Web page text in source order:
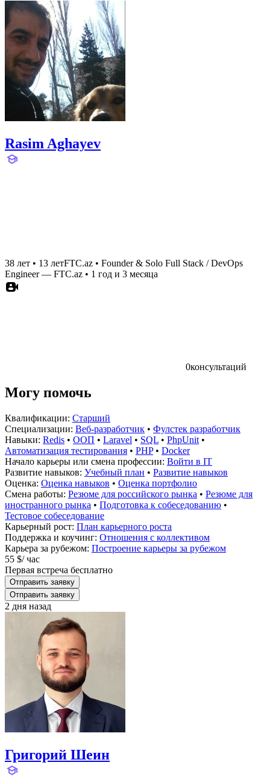
Rasim Aghayev
38 лет • 13 летFTC.az • Founder & Solo Full Stack / DevOps
Engineer — FTC.az • 1 год и 3 месяца
0консультаций
Могу помочь
Квалификации: Старший
Специализации: Веб-разработчик • Фулстек разработчик
Навыки: Redis • ООП • Laravel • SQL • PhpUnit •
Автоматизация тестирования • PHP• Docker
Начало карьеры или смена профессии: Войти в IT
Развитие навыков: Учебный план • Развитие навыков
Оценка: Оценка навыков • Оценка портфолио
Смена работы: Резюме для российского рынка • Резюме для
иностранного рынка • Подготовка к собеседованию •
Тестовое собеседование
Карьерный рост: План карьерного роста
Поддержка и коучинг: Отношения с коллективом
Карьера за рубежом: Построение карьеры за рубежом
55 $/ час
Первая встреча бесплатно
Отправить заявку
Отправить заявку
2 дня назад
Григорий Шеин